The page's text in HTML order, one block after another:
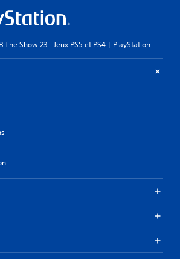
The Show 23 - Jeux PS5 et PS4 | PlayStation